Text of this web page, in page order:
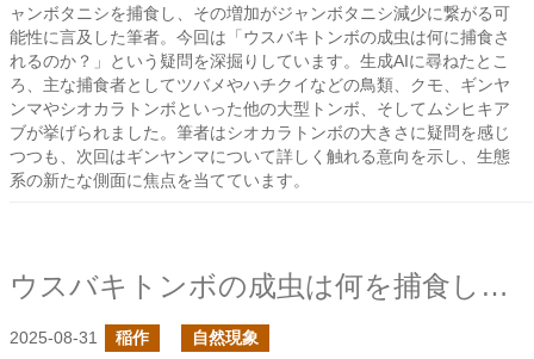
ャンボタニシを捕食し、その増加がジャンボタニシ減少に繋がる可
能性に言及した筆者。今回は「ウスバキトンボの成虫は何に捕食さ
れるのか？」という疑問を深掘りしています。生成AIに尋ねたとこ
ろ、主な捕食者としてツバメやハチクイなどの鳥類、クモ、ギンヤ
ンマやシオカラトンボといった他の大型トンボ、そしてムシヒキア
ブが挙げられました。筆者はシオカラトンボの大きさに疑問を感じ
つつも、次回はギンヤンマについて詳しく触れる意向を示し、生態
系の新たな側面に焦点を当てています。
ウスバキトンボの成虫は何を捕食している？
2025-08-31 稲作 自然現象